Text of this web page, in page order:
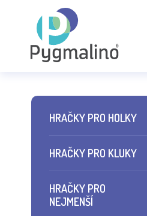
HRAČKY PRO HOLKY
HRAČKY PRO KLUKY
HRAČKY PRO
NEJMENŠÍ